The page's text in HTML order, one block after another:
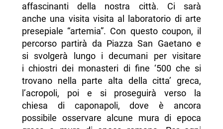
affascinanti della nostra città. Ci sarà
anche una visita visita al laboratorio di arte
presepiale “artemia”. Con questo coupon, il
percorso partirà da Piazza San Gaetano e
si svolgerà lungo i decumani per visitare
i chiostri dei monasteri di fine ‘500 che si
trovano nella parte alta della citta’ greca,
l’acropoli, poi e si proseguirà verso la
chiesa di caponapoli, dove è ancora
possibile osservare alcune mura di epoca